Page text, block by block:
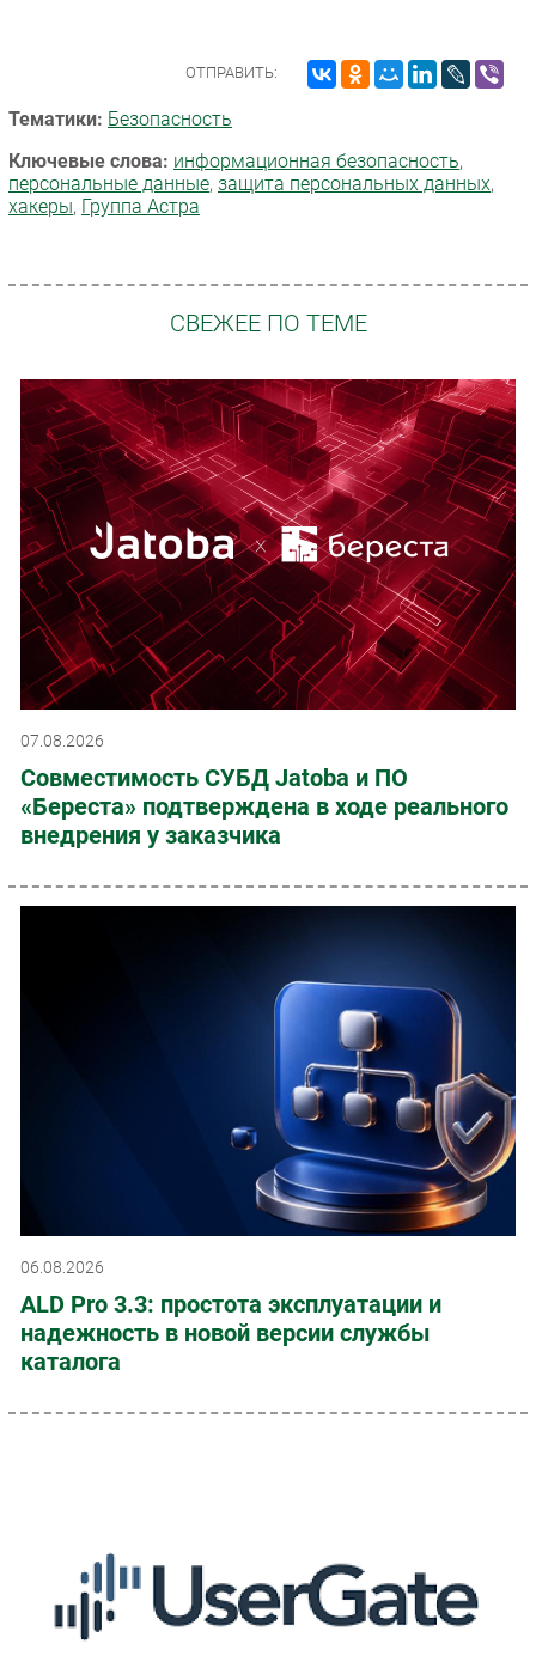
ОТПРАВИТЬ:
Тематики: Безопасность
Ключевые слова: информационная безопасность,
персональные данные, защита персональных данных,
хакеры, Группа Астра
СВЕЖЕЕ ПО ТЕМЕ
07.08.2026
Совместимость СУБД Jatoba и ПО
«Береста» подтверждена в ходе реального
внедрения у заказчика
06.08.2026
ALD Pro 3.3: простота эксплуатации и
надежность в новой версии службы
каталога